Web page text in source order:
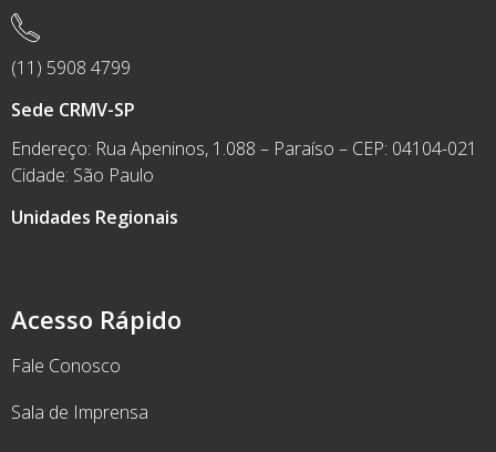
Acesso Rápido
Fale Conosco
Sala de Imprensa
(11) 5908 4799
Sede CRMV-SP
Endereço: Rua Apeninos, 1.088 – Paraíso – CEP: 04104-021
Cidade: São Paulo
Unidades Regionais